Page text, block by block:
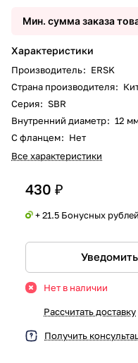
Мин. сумма заказа
Характеристики
Производитель: ERSK
Страна производителя:
Серия: SBR
Внутренний диаметр: 12
С фланцем: Нет
Все характеристики
430 ₽
+ 21.5 Бонусных рублей
Нет в наличии
Рассчитать доставку
Получить